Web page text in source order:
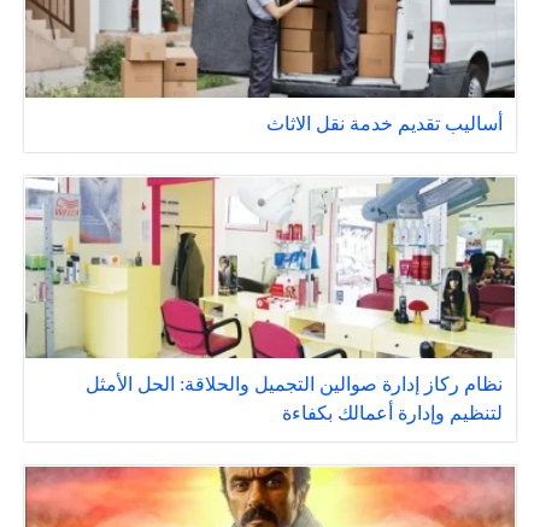
أساليب تقديم خدمة نقل الاثاث
نظام ركاز إدارة صوالين التجميل والحلاقة: الحل الأمثل
لتنظيم وإدارة أعمالك بكفاءة